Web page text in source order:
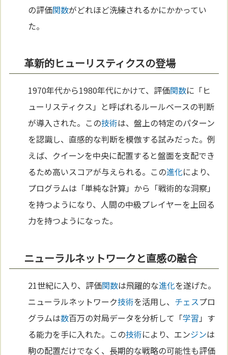
の評価関数がどれほど洗練されるかにかかってい
た。
革新的ヒューリスティクスの登場
1970年代から1980年代にかけて、評価関数に「ヒ
ューリスティクス」と呼ばれるルールベースの判断
が導入された。この技術は、盤上の特定のパターン
を認識し、直感的な判断を模倣する試みだった。例
えば、クイーンを中央に配置すると盤面を支配でき
るため高いスコアが与えられる。この進化により、
プログラムは「単純な計算」から「戦術的な洞察」
を持つようになり、人間の中級プレイヤーを上回る
力を持つようになった。
ニューラルネットワークと直感の融合
21世紀に入り、評価関数は飛躍的な進化を遂げた。
ニューラルネットワーク技術を活用し、 チェスプロ
グラムは数百万の対局データを分析して「学習 」す
る能力を手に入れた。この技術により、エンジンは
駒の配置だけでなく、長期的な戦略の可能性も評価